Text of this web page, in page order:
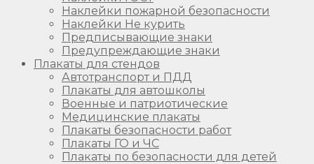
Наклейки пожарной безопасности
Наклейки Не курить
Предписывающие знаки
Предупреждающие знаки
Плакаты для стендов
Автотранспорт и ПДД
Плакаты для автошколы
Военные и патриотические
Медицинские плакаты
Плакаты безопасности работ
Плакаты ГО и ЧС
Плакаты по безопасности для детей